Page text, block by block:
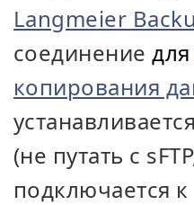
Langmeier
соединениедля
копирования
(не путать с
подключается